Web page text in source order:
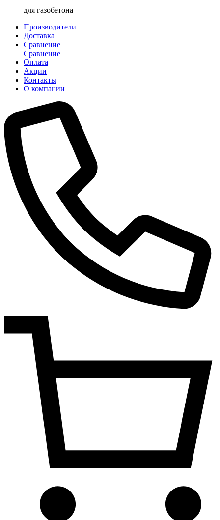
для газобетона
Производители
Доставка
Сравнение
Сравнение
Оплата
Акции
Контакты
О компании